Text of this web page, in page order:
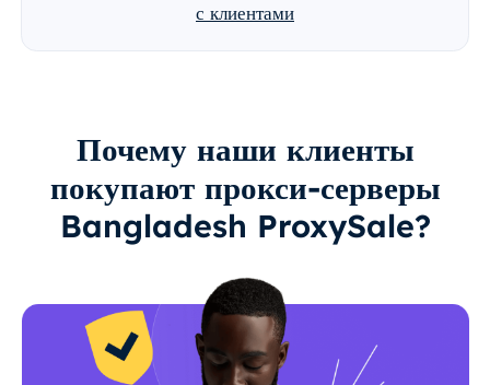
с клиентами
Почему наши клиенты
покупают прокси-серверы
Bangladesh ProxySale?